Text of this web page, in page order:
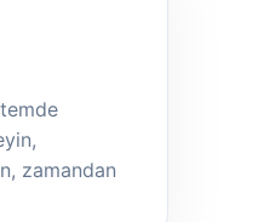
zamandan